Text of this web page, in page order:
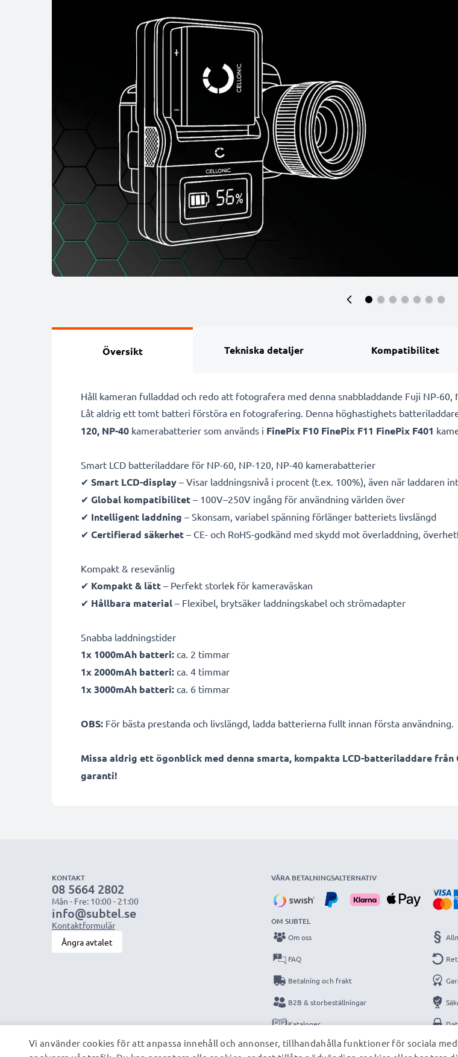
Översikt Tekniska detaljer Kompatibilitet
Håll kameran fulladdad och redo att fotografera med denna snabbladdande Fuji NP-60,
Låt aldrig ett tomt batteri förstöra en fotografering. Denna höghastighets
120, NP-40 kamerabatterier som används i FinePix F10 FinePix F11 FinePix F401
Smart LCD batteriladdare för NP-60, NP-120, NP-40 kamerabatterier
✔ Smart LCD-display – Visar laddningsnivå i procent (t.ex. 100%), även när laddaren
✔ Global kompatibilitet – 100V–250V ingång för användning världen över
✔ Intelligent laddning – Skonsam, variabel spänning förlänger batteriets livslängd
✔ Certifierad säkerhet – CE- och RoHS-godkänd med skydd mot överladdning,
Kompakt & resevänlig
✔ Kompakt & lätt – Perfekt storlek för kameraväskan
✔ Hållbara material – Flexibel, brytsäker laddningskabel och strömadapter
Snabba laddningstider
1x 1000mAh batteri: ca. 2 timmar
1x 2000mAh batteri: ca. 4 timmar
1x 3000mAh batteri: ca. 6 timmar
OBS: För bästa prestanda och livslängd, ladda batterierna fullt innan första användning.
Missa aldrig ett ögonblick med denna smarta, kompakta LCD-batteriladdare från
garanti!
KONTAKT
08 5664 2802
Mån - Fre: 10:00 - 21:00
info@subtel.se
Kontaktformulär
Ångra avtalet
VÅRA BETALNINGSALTERNATIV
OM SUBTEL
Om oss
FAQ
Betalning och frakt
B2B & storbeställningar
Kataloger
Kontakt
Vi använder cookies för att anpassa innehåll och annonser, tillhandahålla funktioner för sociala